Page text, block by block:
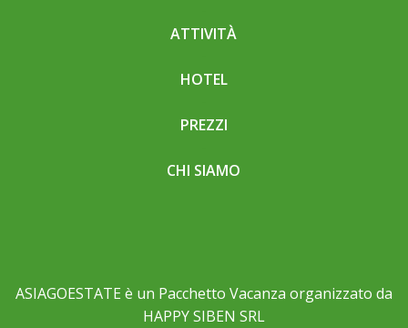
ATTIVITÀ
HOTEL
PREZZI
CHI SIAMO
ASIAGOESTATE è un Pacchetto Vacanza organizzato da
HAPPY SIBEN SRL